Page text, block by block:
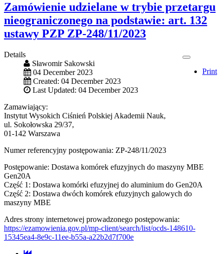
Zamówienie udzielane w trybie przetargu
nieograniczonego na podstawie: art. 132
ustawy PZP ZP-248/11/2023
Print
Details
Sławomir Sakowski
04 December 2023
Created: 04 December 2023
Last Updated: 04 December 2023
Zamawiający:
Instytut Wysokich Ciśnień Polskiej Akademii Nauk,
ul. Sokołowska 29/37,
01-142 Warszawa
Numer referencyjny postępowania: ZP-248/11/2023
Postępowanie: Dostawa komórek efuzyjnych do maszyny MBE
Gen20A
Część 1: Dostawa komórki efuzyjnej do aluminium do Gen20A
Część 2: Dostawa dwóch komórek efuzyjnych galowych do
maszyny MBE
Adres strony internetowej prowadzonego postępowania:
https://ezamowienia.gov.pl/mp-client/search/list/ocds-148610-
15345ea4-8e9c-11ee-b55a-a22b2d7f700e